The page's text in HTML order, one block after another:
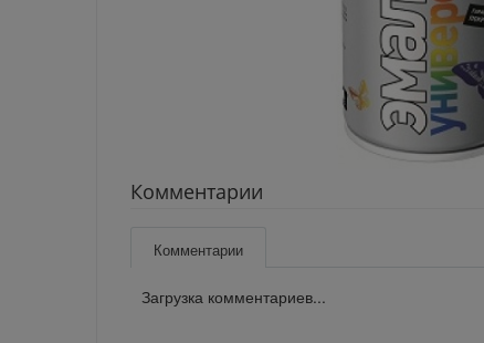
Комментарии
Комментарии
Загрузка комментариев...